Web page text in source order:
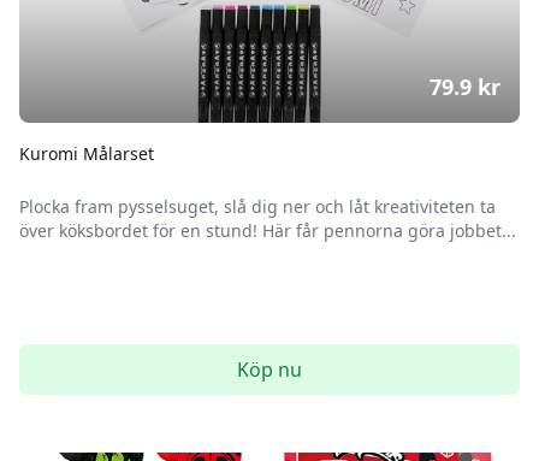
Kuromi Målarset
Plocka fram pysselsuget, slå dig ner och låt kreativiteten ta
över köksbordet för en stund! Här får pennorna göra jobbet...
79.9 kr
Köp nu